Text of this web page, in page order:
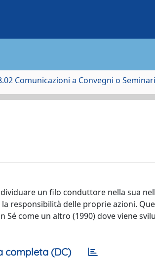
Comunicazioni a Convegni o Seminari
un filo conduttore nella sua
responsibilità delle proprie azioni.
come un altro (1990) dove viene
completa (DC)